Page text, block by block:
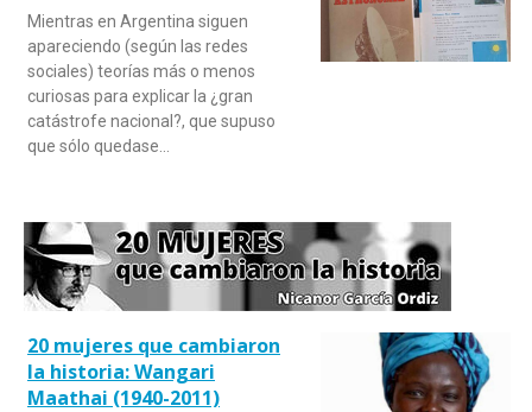
Mientras en Argentina siguen
apareciendo (según las redes
sociales) teorías más o menos
curiosas para explicar la ¿gran
catástrofe nacional?, que supuso
que sólo quedase…
20 mujeres que cambiaron
la historia: Wangari
Maathai (1940-2011)